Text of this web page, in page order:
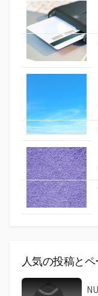
人気の投稿と